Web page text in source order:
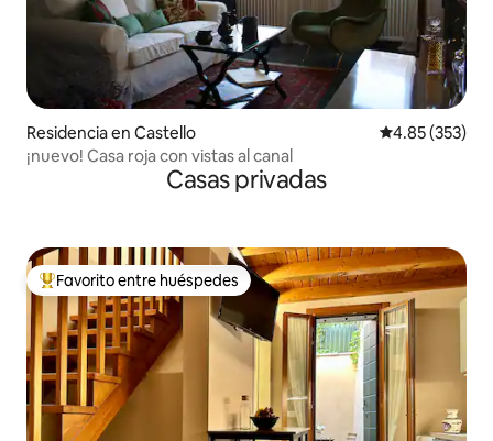
Residencia en Castello Calificación
4.85 (353)
¡nuevo! Casa roja con vistas al canal
Casas privadas
De los mejores en Favorito entre huéspedes
Favorito entre huéspedes